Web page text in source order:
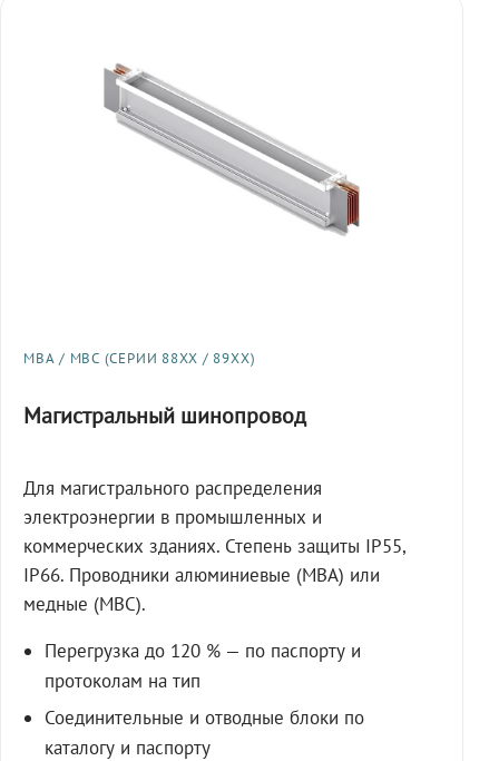
МВА / МВС (СЕРИИ 88XX / 89XX)
Магистральный шинопровод
Для магистрального распределения
электроэнергии в промышленных и
коммерческих зданиях. Степень защиты IP55,
IP66. Проводники алюминиевые (МВА) или
медные (МВС).
Перегрузка до 120 % — по паспорту и
протоколам на тип
Соединительные и отводные блоки по
каталогу и паспорту